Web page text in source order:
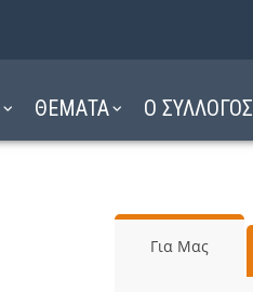
ΘΕΜΑΤΑ Ο ΣΥΛΛΟΓΟΣ
Για Μας